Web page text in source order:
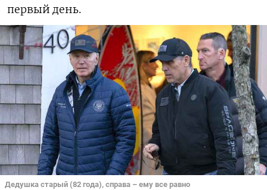
первый день.
Дедушка старый (82 года), справа – ему все равно